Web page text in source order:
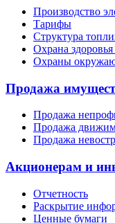
Производство
Тарифы
Структура
Охрана
Охраны
Продажа
Продажа
Продажа
Продажа
Акционерам и
Отчетность
Раскрытие
Ценные бумаги